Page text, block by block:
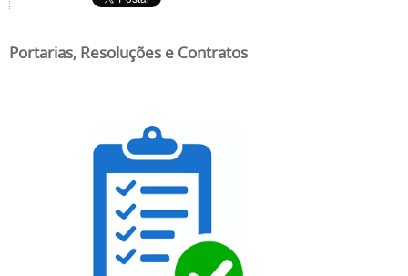
Portarias, Resoluções e Contratos